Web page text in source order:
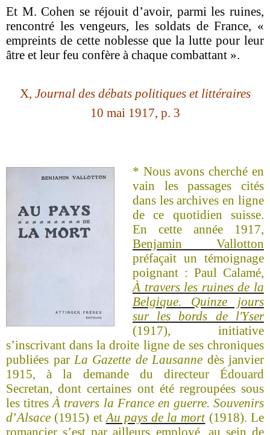
Et M. Cohen se réjouit d’avoir, parmi les ruines,
rencontré les vengeurs, les soldats de France, «
empreints de cette noblesse que la lutte pour leur
âtre et leur feu confère à chaque combattant ».
X, Journal des débats politiques et littéraires
10 mai 1917, p. 3
* Nousavons cherché en
vain les passages cités
dans les archives en ligne
de ce quotidien suisse.
En cette année 1917,
Benjamin Vallotton
préfaçait un témoignage
poignant : Paul Calamé,
À travers les ruines de la
Belgique. Quinze jours
sur les bords de l'Yser
(1917), initiative
s’inscrivant dans la droite ligne de ses chroniques
publiées par La Gazette de Lausanne dès janvier
1915, à la demande du directeur Édouard
Secretan, dont certaines ont été regroupées sous
les titresÀ travers la France en guerre. Souvenirs
d’Alsace (1915) et Au pays de la mort(1918). Le
romancier s’est par ailleurs employé, au sein de